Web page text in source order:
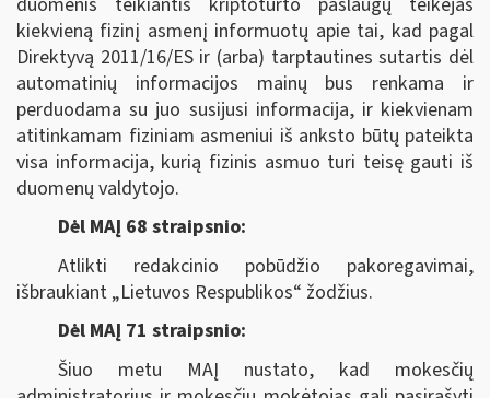
kiekvieną fizinį asmenį informuotų apie tai, kad pagal
Direktyvą 2011/16/ES ir (arba) tarptautines sutartis dėl
automatinių informacijos mainų bus renkama ir
perduodama su juo susijusi informacija, ir kiekvienam
atitinkamam fiziniam asmeniui iš anksto būtų pateikta
visa informacija, kurią fizinis asmuo turi teisę gauti iš
duomenų valdytojo.
Dėl MAĮ 68 straipsnio:
Atlikti redakcinio pobūdžio pakoregavimai,
išbraukiant „Lietuvos Respublikos“ žodžius.
Dėl MAĮ 71 straipsnio:
Šiuo metu MAĮ nustato, kad mokesčių